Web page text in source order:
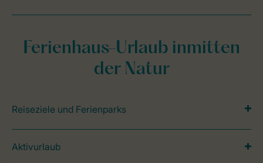
Ferienhaus-Urlaub inmitten
der Natur
Reiseziele und Ferienparks
Aktivurlaub